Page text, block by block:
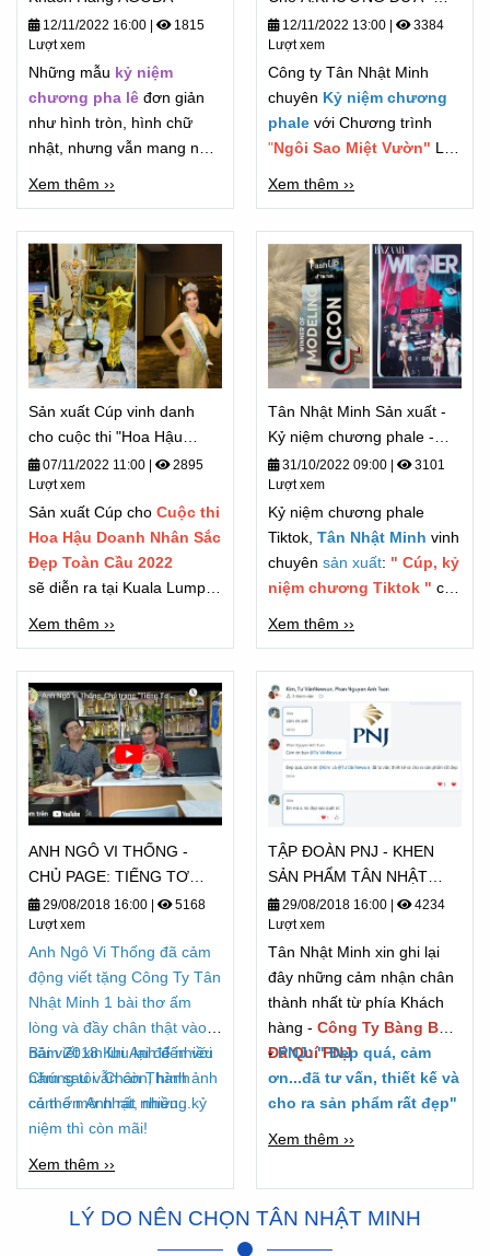
12/11/2022 16:00
1815
Lượt xem
Những mẫu kỷ niệm
chương pha lê đơn giản
như hình tròn, hình chữ
nhật, nhưng vẫn mang nét
Xem thêm ››
Chương Trình " Gọng Ca
Miệt Vườn" 2022
12/11/2022 13:00
3384
Lượt xem
Công ty Tân Nhật Minh
chuyên Kỷ niệm chương
phale với Chương trình
"Ngôi Sao Miệt Vườn" Là
Xem thêm ››
Sản xuất Cúp vinh danh
cho cuộc thi "Hoa Hậu
Doanh Nhân"
07/11/2022 11:00
2895
Lượt xem
Sản xuất Cúp cho Cuộc thi
Hoa Hậu Doanh Nhân Sắc
Đẹp Toàn Cầu 2022
sẽ diễn ra tại Kuala Lumpur
Xem thêm ››
Tân Nhật Minh Sản xuất -
Kỷ niệm chương phale -
TIKTOK - Chương trình
FASHUP 2022
31/10/2022 09:00
3101
Lượt xem
Kỷ niệm chương phale
Tiktok, Tân Nhật Minh vinh
chuyên sản xuất: " Cúp, kỷ
niệm chương Tiktok " cho
thương hiệu và công ty lớn
trong ngành giải trí cũng
như truyền hình nói chung.
Xem thêm ››
ANH NGÔ VI THỐNG -
CHỦ PAGE: TIẾNG TƠ
LÒNG CẢM NHẬN - TỪ
2018
29/08/2018 16:00
5168
Lượt xem
Anh Ngô Vi Thống đã cảm
động viết tặng Công Ty Tân
Nhật Minh 1 bài thơ ấm
lòng và đầy chân thật vào
năm 2018 Khi Anh đến với
Chúng tôi. Chân Thành
cảm ơn Anh rất nhiều...
Bài viết xin lưu lại để nhiều
năm sau vẫn còn, hình ảnh
có thể mờ nhạt, nhưng kỷ
niệm thì còn mãi!
Xem thêm ››
TẬP ĐOÀN PNJ - KHEN
SẢN PHẨM TÂN NHẬT
MINH "ĐẸP QUÁ"
29/08/2018 16:00
4234
Lượt xem
Tân Nhật Minh xin ghi lại
đây những cảm nhận chân
thành nhất từ phía Khách
hàng - Công Ty Bàng Bạc
Đá Quí PNJ
-PNJ: " Đẹp quá, cảm
ơn...đã tư vấn, thiết kế và
cho ra sản phẩm rất đẹp"
Xem thêm ››
LÝ DO NÊN CHỌN TÂN NHẬT MINH